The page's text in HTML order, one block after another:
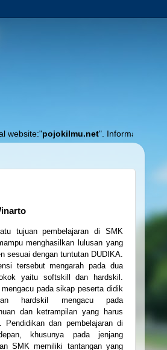
pojokilmu.net". Informasi Akurat Seputar
tujuan pembelajaran di SMK
menghasilkan lulusan yang
sesuai dengan tuntutan DUDIKA.
tersebut mengarah pada dua
yaitu softskill dan hardskil.
pada sikap peserta didik
hardskil mengacu pada
dan ketrampilan yang harus
Pendidikan dan pembelajaran di
khusunya pada jenjang
SMK memiliki tantangan yang